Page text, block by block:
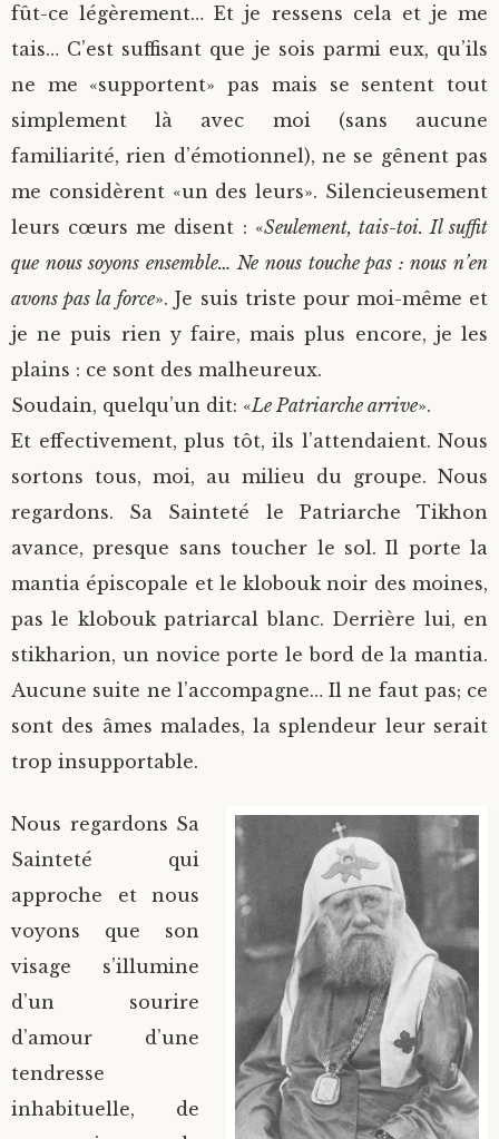
fût-ce légèrement… Et je ressens cela et je me
tais… C’est suffisant que je sois parmi eux, qu’ils
ne me «supportent» pas mais se sentent tout
simplement là avec moi (sans aucune
familiarité, rien d’émotionnel), ne se gênent pas
me considèrent «un des leurs». Silencieusement
leurs cœurs me disent : «Seulement, tais-toi. Il suffit
que nous soyons ensemble… Ne nous touche pas : nous n’en
avons pas la force». Je suis triste pour moi-même et
je ne puis rien y faire, mais plus encore, je les
plains : ce sont des malheureux.
Soudain, quelqu’un dit: «Le Patriarche arrive».
Et effectivement, plus tôt, ils l’attendaient. Nous
sortons tous, moi, au milieu du groupe. Nous
regardons. Sa Sainteté le Patriarche Tikhon
avance, presque sans toucher le sol. Il porte la
mantia épiscopale et le klobouk noir des moines,
pas le klobouk patriarcal blanc. Derrière lui, en
stikharion, un novice porte le bord de la mantia.
Aucune suite ne l’accompagne… Il ne faut pas; ce
sont des âmes malades, la splendeur leur serait
trop insupportable.
Nous regardons Sa
Sainteté qui
approche et nous
voyons que son
visage s’illumine
d’un sourire
d’amour d’une
tendresse
inhabituelle, de